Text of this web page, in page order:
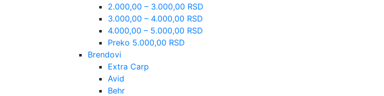
2.000,00 – 3.000,00 RSD
3.000,00 – 4.000,00 RSD
4.000,00 – 5.000,00 RSD
Preko 5.000,00 RSD
Brendovi
Extra Carp
Avid
Behr